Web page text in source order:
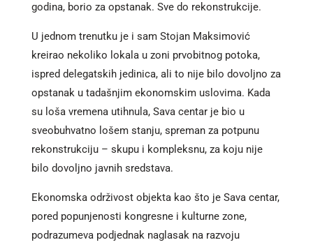
godina, borio za opstanak. Sve do rekonstrukcije.
U jednom trenutku je i sam Stojan Maksimović
kreirao nekoliko lokala u zoni prvobitnog potoka,
ispred delegatskih jedinica, ali to nije bilo dovoljno za
opstanak u tadašnjim ekonomskim uslovima. Kada
su loša vremena utihnula, Sava centar je bio u
sveobuhvatno lošem stanju, spreman za potpunu
rekonstrukciju – skupu i kompleksnu, za koju nije
bilo dovoljno javnih sredstava.
Ekonomska održivost objekta kao što je Sava centar,
pored popunjenosti kongresne i kulturne zone,
podrazumeva podjednak naglasak na razvoju